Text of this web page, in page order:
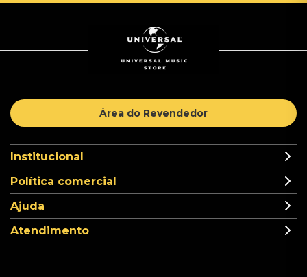
Área do Revendedor
Institucional
Política comercial
Ajuda
Atendimento